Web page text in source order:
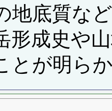
地底質な
形成史や
とが明ら